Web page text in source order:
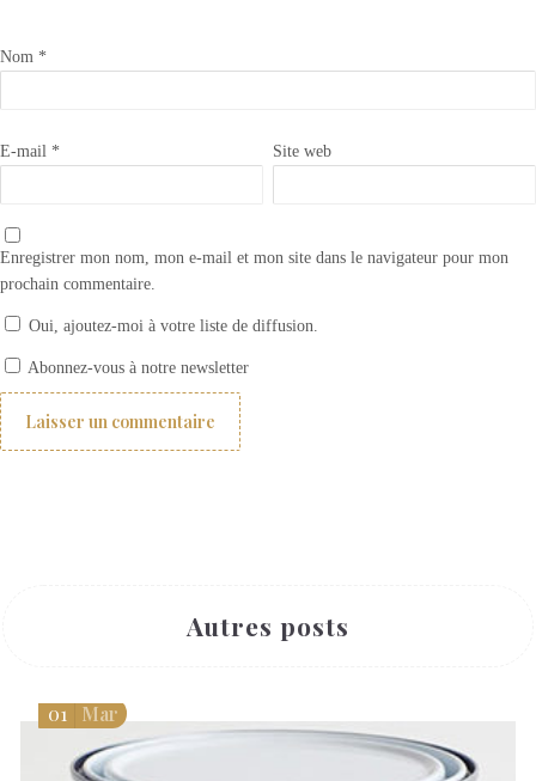
Nom *
E-mail * Site web
Enregistrer mon nom, mon e-mail et mon site dans le navigateur pour mon
prochain commentaire.
Oui, ajoutez-moi à votre liste de diffusion.
Abonnez-vous à notre newsletter
Autres posts
01 Mar